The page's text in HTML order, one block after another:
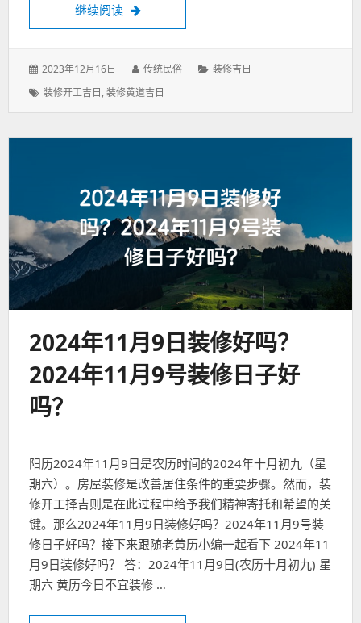
继续阅读 2024年10月20日能不能装修？2024年10
发
于：
2023年12月16日
作
传统民俗
分
装修吉日
标
装修开工吉日,装修黄道吉日
2024年11月9日装修好吗？
2024年11月9号装修日子好
吗？
阳历2024年11月9日是农历时间的2024年十月初九（星
期六）。房屋装修是改善居住条件的重要步骤。然而，装
修开工择吉则是在此过程中给予我们精神寄托和希望的关
键。那么2024年11月9日装修好吗？2024年11月9号装
修日子好吗？接下来跟随老黄历小编一起看下 2024年11
月9日装修好吗？ 答：2024年11月9日(农历十月初九) 星
期六 黄历今日不宜装修 …